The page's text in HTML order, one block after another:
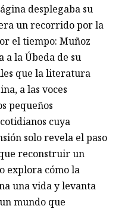
desplegaba su
un recorrido por la
el tiempo: Muñoz
a la Úbeda de su
que la literatura
a las voces
pequeños
cuya
solo revela el paso
reconstruir un
explora cómo la
una vida y levanta
mundo que